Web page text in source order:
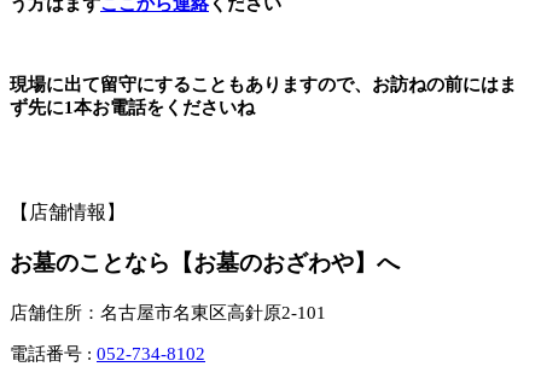
現場に出て留守にすることもありますので、お訪ねの前にはま
ず先に1本お電話をくださいね
【店舗情報】
お墓のことなら【お墓のおざわや】へ
店舗住所：名古屋市名東区高針原2-101
電話番号 : 052-734-8102